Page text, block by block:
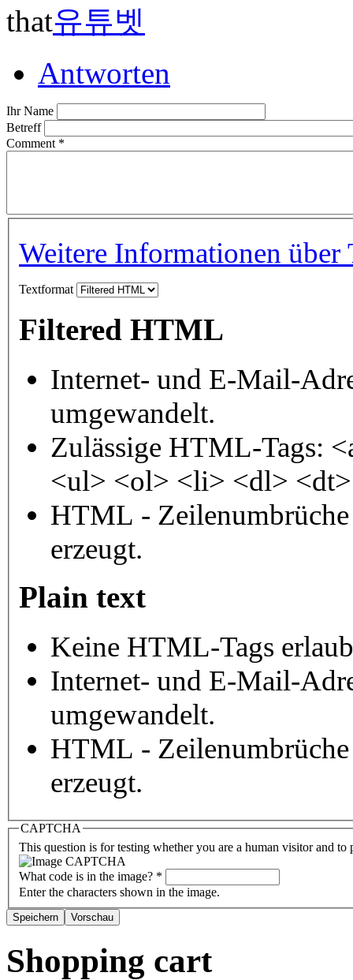
that유튜벳
Antworten
Ihr Name
Betreff
Comment *
Weitere Informationen über
Textformat
Filtered HTML
Internet- und E-Mail-
umgewandelt.
Zulässige HTML-Tags:
<ul> <ol> <li> <dl>
HTML - Zeilenumbrüche
erzeugt.
Plain text
Keine HTML-Tags
Internet- und E-Mail-
umgewandelt.
HTML - Zeilenumbrüche
erzeugt.
CAPTCHA
This question is for testing whether you are a human visitor and to
What code is in the image? *
Enter the characters shown in the image.
Shopping cart